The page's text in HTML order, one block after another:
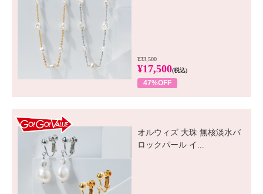
¥33,500
¥17,500(税込)
47%OFF
オルウィズ 大珠 無核淡水バ
ロックパール イ...